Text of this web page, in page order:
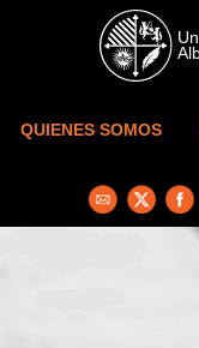
Skip to main content
QUIENES SOMOS